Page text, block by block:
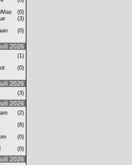
(0)
(3)
(0)
2026
(1)
(0)
2026
(3)
2026
(2)
(8)
(0)
(0)
2026